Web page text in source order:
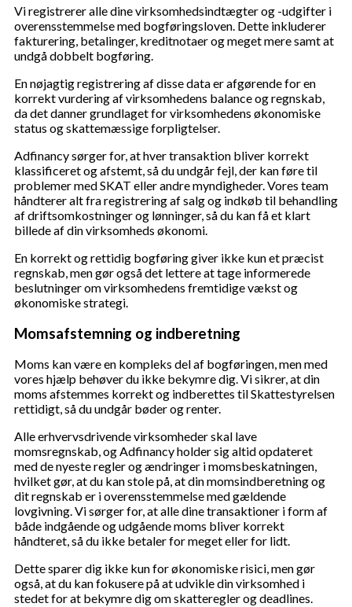
Vi registrerer alle dine virksomhedsindtægter og -udgifter i
overensstemmelse med bogføringsloven. Dette inkluderer
fakturering, betalinger, kreditnotaer og meget mere samt at
undgå dobbelt bogføring.
En nøjagtig registrering af disse data er afgørende for en
korrekt vurdering af virksomhedens balance og regnskab,
da det danner grundlaget for virksomhedens økonomiske
status og skattemæssige forpligtelser.
Adfinancy sørger for, at hver transaktion bliver korrekt
klassificeret og afstemt, så du undgår fejl, der kan føre til
problemer med SKAT eller andre myndigheder. Vores team
håndterer alt fra registrering af salg og indkøb til behandling
af driftsomkostninger og lønninger, så du kan få et klart
billede af din virksomheds økonomi.
En korrekt og rettidig bogføring giver ikke kun et præcist
regnskab, men gør også det lettere at tage informerede
beslutninger om virksomhedens fremtidige vækst og
økonomiske strategi.
Momsafstemning og indberetning
Moms kan være en kompleks del af bogføringen, men med
vores hjælp behøver du ikke bekymre dig. Vi sikrer, at din
moms afstemmes korrekt og indberettes til Skattestyrelsen
rettidigt, så du undgår bøder og renter.
Alle erhvervsdrivende virksomheder skal lave
momsregnskab, og Adfinancy holder sig altid opdateret
med de nyeste regler og ændringer i momsbeskatningen,
hvilket gør, at du kan stole på, at din momsindberetning og
dit regnskab er i overensstemmelse med gældende
lovgivning. Vi sørger for, at alle dine transaktioner i form af
både indgående og udgående moms bliver korrekt
håndteret, så du ikke betaler for meget eller for lidt.
Dette sparer dig ikke kun for økonomiske risici, men gør
også, at du kan fokusere på at udvikle din virksomhed i
stedet for at bekymre dig om skatteregler og deadlines.